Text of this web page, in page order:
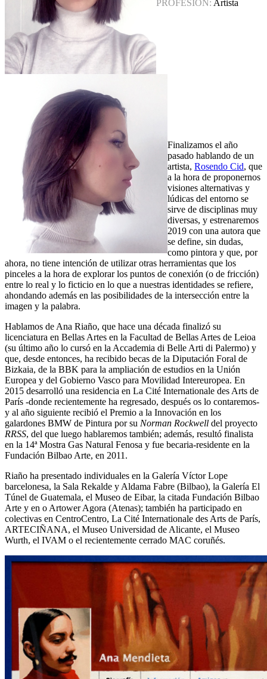
PROFESIÓN: Artista
Finalizamos el año
pasado hablando de un
artista, Rosendo Cid, que
a la hora de proponernos
visiones alternativas y
lúdicas del entorno se
sirve de disciplinas muy
diversas, y estrenaremos
2019 con una autora que
se define, sin dudas,
como pintora y que, por
ahora, no tiene intención de utilizar otras herramientas que los
pinceles a la hora de explorar los puntos de conexión (o de fricción)
entre lo real y lo ficticio en lo que a nuestras identidades se refiere,
ahondando además en las posibilidades de la intersección entre la
imagen y la palabra.
Hablamos de Ana Riaño, que hace una década finalizó su
licenciatura en Bellas Artes en la Facultad de Bellas Artes de Leioa
(su último año lo cursó en la Accademia di Belle Arti di Palermo) y
que, desde entonces, ha recibido becas de la Diputación Foral de
Bizkaia, de la BBK para la ampliación de estudios en la Unión
Europea y del Gobierno Vasco para Movilidad Intereuropea. En
2015 desarrolló una residencia en La Cité Internationale des Arts de
París -donde recientemente ha regresado, después os lo contaremos-
y al año siguiente recibió el Premio a la Innovación en los
galardones BMW de Pintura por su Norman Rockwell del proyecto
RRSS, del que luego hablaremos también; además, resultó finalista
en la 14ª Mostra Gas Natural Fenosa y fue becaria-residente en la
Fundación Bilbao Arte, en 2011.
Riaño ha presentado individuales en la Galería Víctor Lope
barcelonesa, la Sala Rekalde y Aldama Fabre (Bilbao), la Galería El
Túnel de Guatemala, el Museo de Eibar, la citada Fundación Bilbao
Arte y en o Artower Agora (Atenas); también ha participado en
colectivas en CentroCentro, La Cité Internationale des Arts de París,
ARTECIÑANA, el Museo Universidad de Alicante, el Museo
Wurth, el IVAM o el recientemente cerrado MAC coruñés.